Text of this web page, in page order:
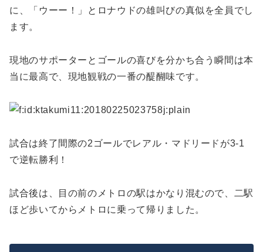
に、「ウーー！」とロナウドの雄叫びの真似を全員でし
ます。
現地のサポーターとゴールの喜びを分かち合う瞬間は本
当に最高で、現地観戦の一番の醍醐味です。
試合は終了間際の2ゴールでレアル・マドリードが3-1
で逆転勝利！
試合後は、目の前のメトロの駅はかなり混むので、二駅
ほど歩いてからメトロに乗って帰りました。